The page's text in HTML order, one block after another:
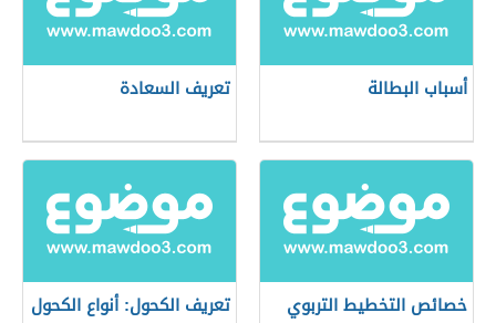
أسباب البطالة تعريف السعادة
خصائص التخطيط التربوي
تعريف الكحول: أنواع الكحول